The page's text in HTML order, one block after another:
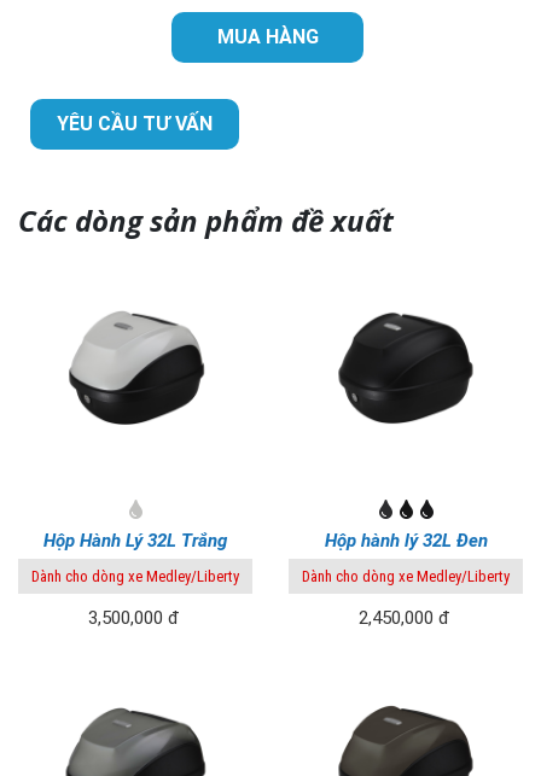
MUA HÀNG
YÊU CẦU TƯ VẤN
Các dòng sản phẩm đề xuất
Hộp Hành Lý 32L Trắng
Dành cho dòng xe Medley/Liberty
3,500,000 đ
Hộp hành lý 32L Đen
Dành cho dòng xe Medley/Liberty
2,450,000 đ